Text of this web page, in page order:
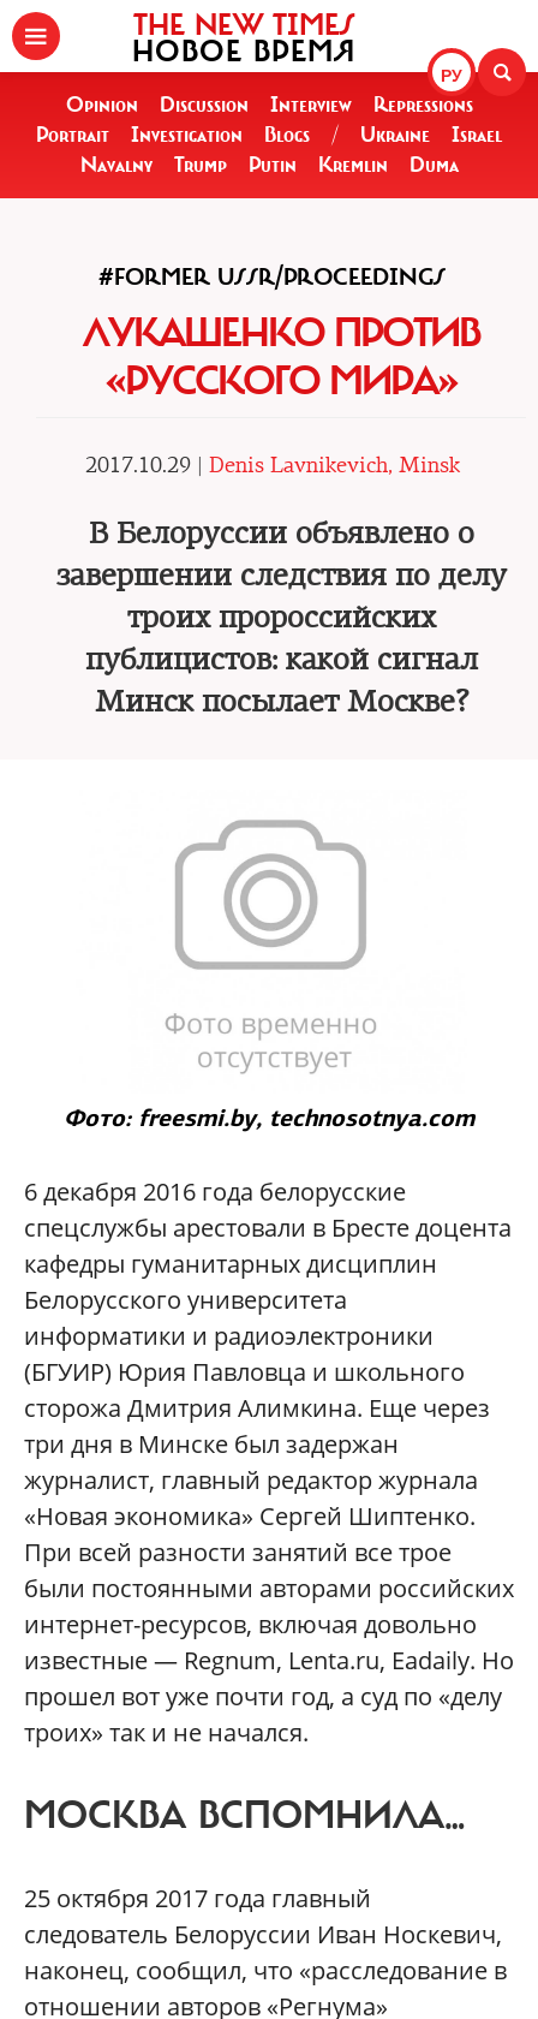
РУ
THE NEW TIMES
НОВОЕ ВРЕМЯ
Opinion Discussion Interview
Repressions
Portrait
Investigation Blogs / Ukraine
Israel
Navalny
Trump Putin Kremlin Duma
#FORMER USSR/PROCEEDINGS
ЛУКАШЕНКО ПРОТИВ
«РУССКОГО МИРА»
2017.10.29 | Denis Lavnikevich, Minsk
В Белоруссии объявлено о
завершении следствия по делу
троих пророссийских
публицистов: какой сигнал
Минск посылает Москве?
Фото: freesmi.by, technosotnya.com
6 декабря 2016 года белорусские
спецслужбы арестовали в Бресте доцента
кафедры гуманитарных дисциплин
Белорусского университета
информатики и радиоэлектроники
(БГУИР) Юрия Павловца и школьного
сторожа Дмитрия Алимкина. Еще через
три дня в Минске был задержан
журналист, главный редактор журнала
«Новая экономика» Сергей Шиптенко.
При всей разности занятий все трое
были постоянными авторами российских
интернет-ресурсов, включая довольно
известные — Regnum, Lenta.ru, Еаdaily. Но
прошел вот уже почти год, а суд по «делу
троих» так и не начался.
МОСКВА ВСПОМНИЛА…
25 октября 2017 года главный
следователь Белоруссии Иван Носкевич,
наконец, сообщил, что «расследование в
отношении авторов «Регнума»